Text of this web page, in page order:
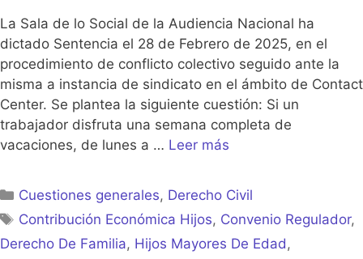
La Sala de lo Social de la Audiencia Nacional ha
dictado Sentencia el 28 de Febrero de 2025, en el
procedimiento de conflicto colectivo seguido ante la
misma a instancia de sindicato en el ámbito de Contact
Center. Se plantea la siguiente cuestión: Si un
trabajador disfruta una semana completa de
vacaciones, de lunes a … Leer más
Categorías
Cuestiones generales, Derecho Civil
Etiquetas
Contribución Económica Hijos, Convenio Regulador,
Derecho De Familia, Hijos Mayores De Edad,